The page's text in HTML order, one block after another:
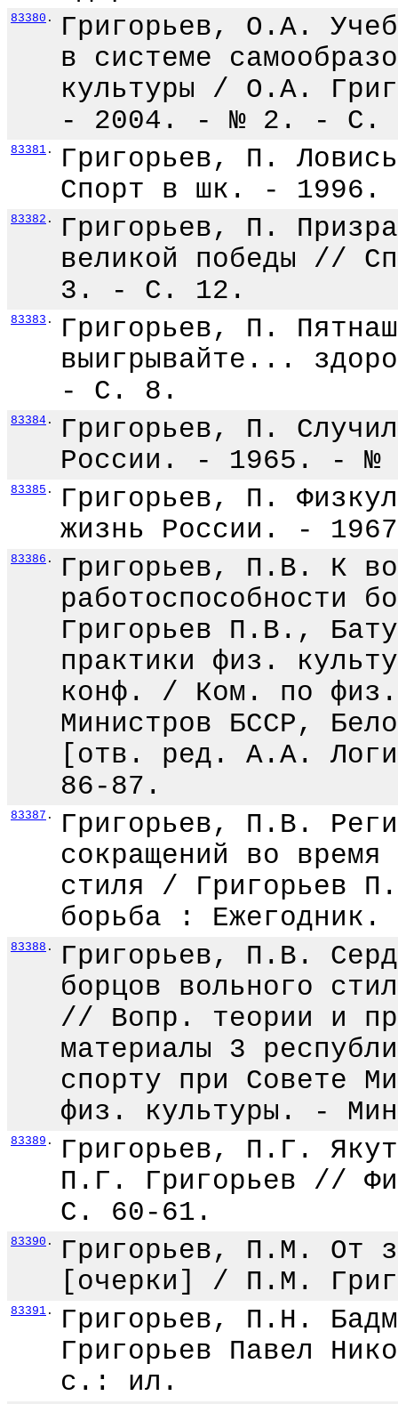
83380 .
Григорьев, О.А.
в системе
культуры / О.А.
- 2004. - № 2. - С.
83381 .
Григорьев, П.
Спорт в шк. -
83382 .
Григорьев, П.
великой победы //
3. - С. 12.
83383 .
Григорьев, П.
выигрывайте...
- С. 8.
83384 .
Григорьев, П.
России. - 1965. -
83385 .
Григорьев, П.
жизнь России. -
83386 .
Григорьев, П.В. К
работоспособности
Григорьев П.В.,
практики физ.
конф. / Ком. по физ.
Министров БССР,
[отв. ред. А.А.
86-87.
83387 .
Григорьев, П.В.
сокращений во
стиля / Григорьев
борьба :
83388 .
Григорьев, П.В.
борцов вольного
// Вопр. теории и
материалы 3
спорту при Совете
физ. культуры. -
83389 .
Григорьев, П.Г.
П.Г. Григорьев //
С. 60-61.
83390 .
Григорьев, П.М. От
[очерки] / П.М.
83391 .
Григорьев, П.Н.
Григорьев Павел
с.: ил.